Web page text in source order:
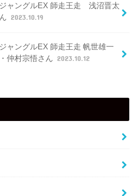
ャングルEX 師走王走 浅沼晋太
2023.10.19
ャングルEX 師走王走 帆世雄一
仲村宗悟さん 2023.10.12